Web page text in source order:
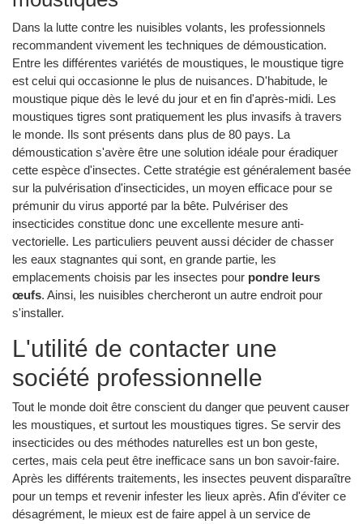
Dans la lutte contre les nuisibles volants, les professionnels
recommandent vivement les techniques de démoustication.
Entre les différentes variétés de moustiques, le moustique tigre
est celui qui occasionne le plus de nuisances. D'habitude, le
moustique pique dès le levé du jour et en fin d'après-midi. Les
moustiques tigres sont pratiquement les plus invasifs à travers
le monde. Ils sont présents dans plus de 80 pays. La
démoustication s'avère être une solution idéale pour éradiquer
cette espèce d'insectes. Cette stratégie est généralement basée
sur la pulvérisation d'insecticides, un moyen efficace pour se
prémunir du virus apporté par la bête. Pulvériser des
insecticides constitue donc une excellente mesure anti-
vectorielle. Les particuliers peuvent aussi décider de chasser
les eaux stagnantes qui sont, en grande partie, les
emplacements choisis par les insectes pour pondre leurs
œufs. Ainsi, les nuisibles chercheront un autre endroit pour
s'installer.
L'utilité de contacter une
société professionnelle
Tout le monde doit être conscient du danger que peuvent causer
les moustiques, et surtout les moustiques tigres. Se servir des
insecticides ou des méthodes naturelles est un bon geste,
certes, mais cela peut être inefficace sans un bon savoir-faire.
Après les différents traitements, les insectes peuvent disparaître
pour un temps et revenir infester les lieux après. Afin d'éviter ce
désagrément, le mieux est de faire appel à un service de